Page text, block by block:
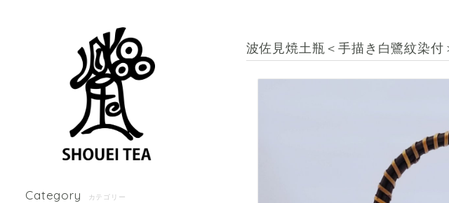
Category カテゴリー
波佐見焼土瓶＜手描き白鷺紋染付